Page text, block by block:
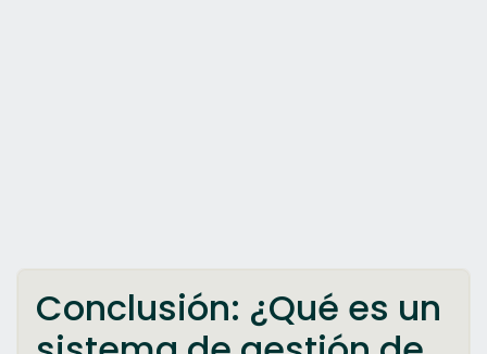
Conclusión: ¿Qué es un